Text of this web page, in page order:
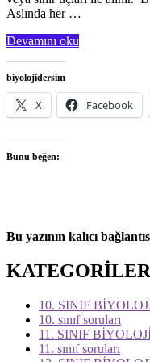
Aslında her …
Devamını oku
biyolojidersim
X Facebook
Bunu beğen:
Bu yazının kalıcı
KATEGORİLER
10. SINIF
10. sınıf soruları
11. SINIF
11. sınıf soruları